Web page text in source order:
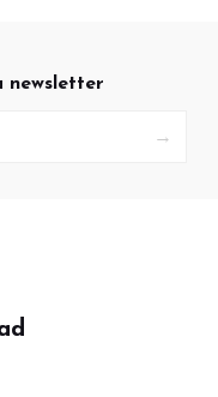
newsletter
→